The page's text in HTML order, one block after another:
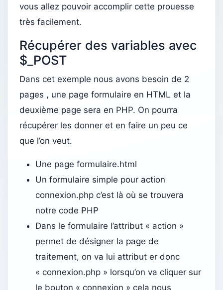
vous allez pouvoir accomplir cette prouesse
très facilement.
Récupérer des variables avec
$_POST
Dans cet exemple nous avons besoin de 2
pages , une page formulaire en HTML et la
deuxième page sera en PHP. On pourra
récupérer les donner et en faire un peu ce
que l’on veut.
Une page formulaire.html
Un formulaire simple pour action
connexion.php c’est là où se trouvera
notre code PHP
Dans le formulaire l’attribut « action »
permet de désigner la page de
traitement, on va lui attribut er donc
« connexion.php » lorsqu’on va cliquer sur
le bouton « connexion » cela nous